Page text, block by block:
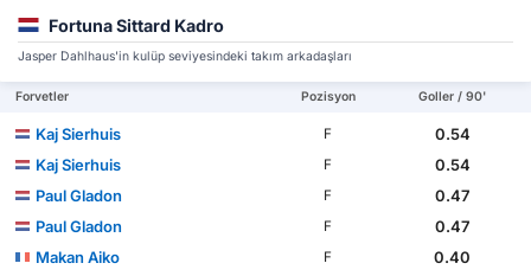
Fortuna Sittard Kadro
Jasper Dahlhaus'in kulüp seviyesindeki takım arkadaşları
Forvetler Pozisyon Goller / 90'
Kaj Sierhuis F
0.54
Kaj Sierhuis
F
0.54
Paul Gladon
F
0.47
Paul Gladon
F
0.47
Makan Aiko
F
0.40